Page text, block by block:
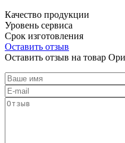
Качество продукции
Уровень сервиса
Срок изготовления
Оставить отзыв
Оставить отзыв на товар